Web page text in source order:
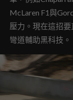
McLaren F1與
壓力。現在這招
彎道輔助黑科技。